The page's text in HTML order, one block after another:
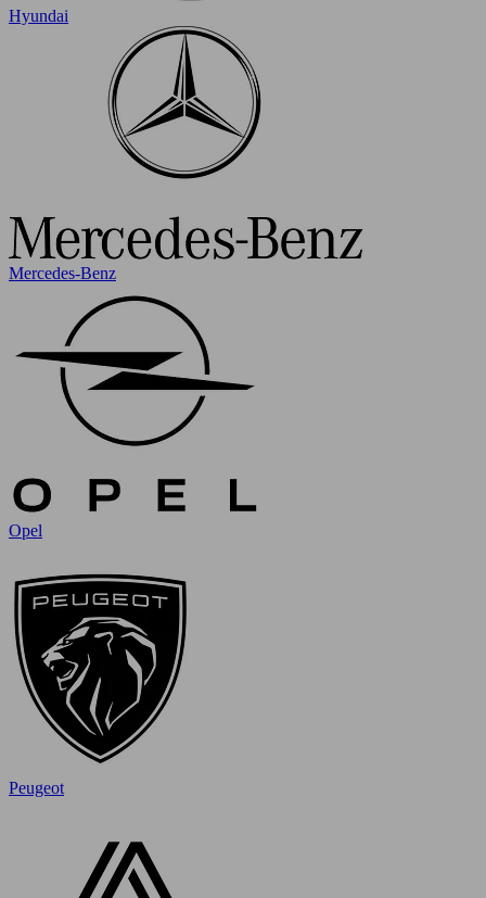
Hyundai
Mercedes-Benz
Opel
Peugeot